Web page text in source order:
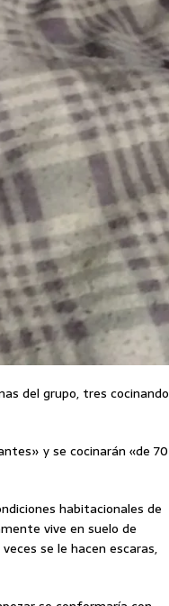
del grupo, tres cocinando
y se cocinarán «de 70
habitacionales de
vive en suelo de
se le hacen escaras,